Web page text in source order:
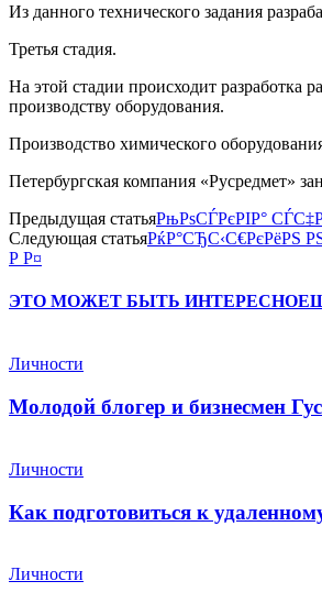
Из данного технического задания
Третья стадия.
На этой стадии происходит разработка
производству оборудования.
Производство химического
Петербургская компания «Русредмет»
Предыдущая статьяРњРѕСЃРєРІР°
Следующая статьяРќР°СЂС‹С€РєРёРЅ
Р Р¤
ЭТО МОЖЕТ БЫТЬ ИНТЕРЕСНО
Личности
Молодой блогер и бизнесмен
Личности
Как подготовиться к
Личности